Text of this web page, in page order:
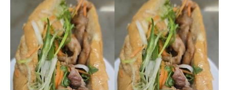
Điện Tử Điện Máy
Làm Đẹp
Thời Trang
Việc Làm
Dịch Vụ